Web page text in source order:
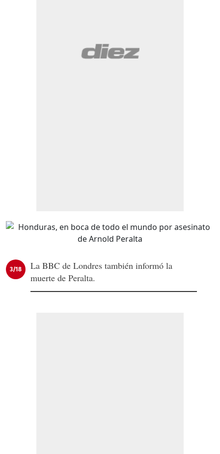
3/18
La BBC de Londres también informó la
muerte de Peralta.